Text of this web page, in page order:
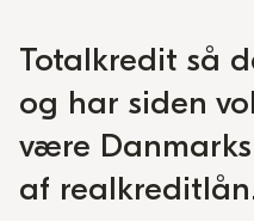
Totalkredit så
og har siden
være
af